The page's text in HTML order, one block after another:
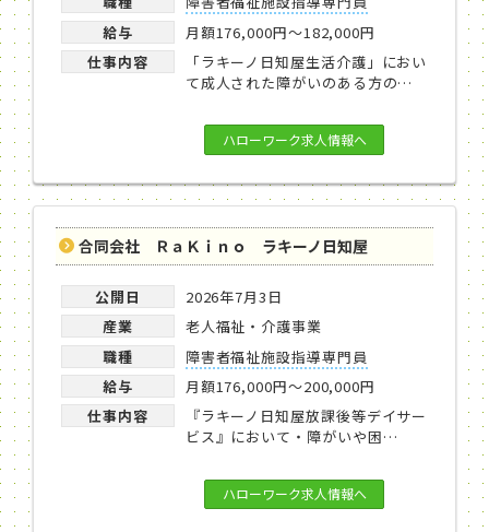
給与
月額176,000円～182,000円
仕事内容
「ラキーノ日知屋生活介護」におい
て成人された障がいのある方の…
ハローワーク求人情報へ
合同会社 ＲａＫｉｎｏ ラキーノ日知屋
公開日
2026年7月3日
産業
老人福祉・介護事業
職種
障害者福祉施設指導専門員
給与
月額176,000円～200,000円
仕事内容
『ラキーノ日知屋放課後等デイサー
ビス』において・障がいや困…
ハローワーク求人情報へ